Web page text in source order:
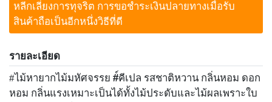
หลีกเลี่ยงการทุจริต การขอชำระเงินปลายทางเมื่อรับ
สินค้าถือเป็นอีกหนึ่งวิธีที่ดี
รายละเอียด
#ไม้หายากไม้มหัศจรรย #์คีเปล รสชาติหวาน กลิ่นหอม ดอก
หอม กลิ่นแรงเหมาะเป็นได้ทั้งไม้ประดับและไม้ผลเพราะใบ